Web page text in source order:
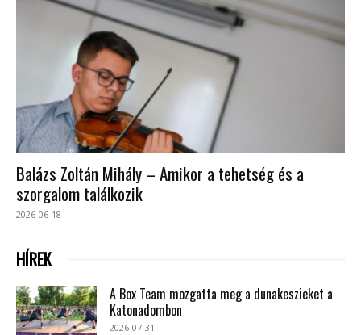
Balázs Zoltán Mihály – Amikor a tehetség és a
szorgalom találkozik
2026-06-18
HÍREK
A Box Team mozgatta meg a dunakeszieket a
Katonadombon
2026-07-31